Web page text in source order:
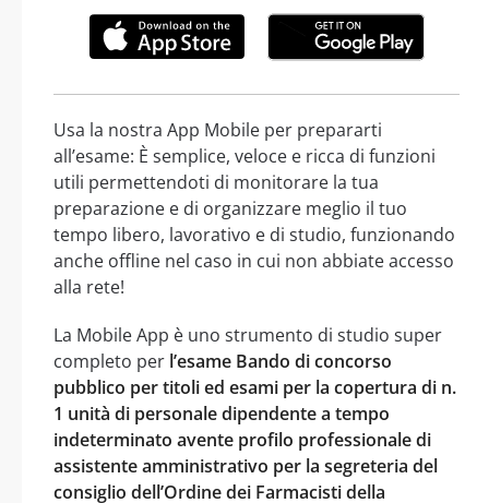
Usa la nostra App Mobile per prepararti
all’esame: È semplice, veloce e ricca di funzioni
utili permettendoti di monitorare la tua
preparazione e di organizzare meglio il tuo
tempo libero, lavorativo e di studio, funzionando
anche offline nel caso in cui non abbiate accesso
alla rete!
La Mobile App è uno strumento di studio super
completo per l’esame Bando di concorso
pubblico per titoli ed esami per la copertura di n.
1 unità di personale dipendente a tempo
indeterminato avente profilo professionale di
assistente amministrativo per la segreteria del
consiglio dell’Ordine dei Farmacisti della